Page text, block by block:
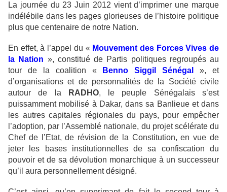
La journée du 23 Juin 2012 vient d’imprimer une marque
indélébile dans les pages glorieuses de l’histoire politique
plus que centenaire de notre Nation.
En effet, à l’appel du « Mouvement des Forces Vives de
la Nation », constitué de Partis politiques regroupés au
tour de la coalition «
Benno Siggil Sénégal», et
d’organisations et de personnalités de la Société civile
autour de la
RADHO, le peuple Sénégalais s’est
puissamment mobilisé à Dakar, dans sa Banlieue et dans
les autres capitales régionales du pays, pour empêcher
l’adoption, par l’Assemblé nationale, du projet scélérate du
Chef de l’Etat, de révision de la Constitution, en vue de
jeter les bases institutionnelles de sa confiscation du
pouvoir et de sa dévolution monarchique à un successeur
qu’il aura personnellement désigné.